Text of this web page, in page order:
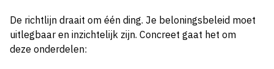
De richtlijn draait om één ding. Je beloningsbeleid moet
uitlegbaar en inzichtelijk zijn. Concreet gaat het om
deze onderdelen: